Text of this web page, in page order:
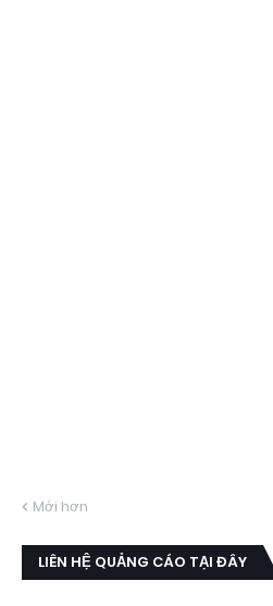
Mới hơn
LIÊN HỆ QUẢNG CÁO TẠI ĐÂY